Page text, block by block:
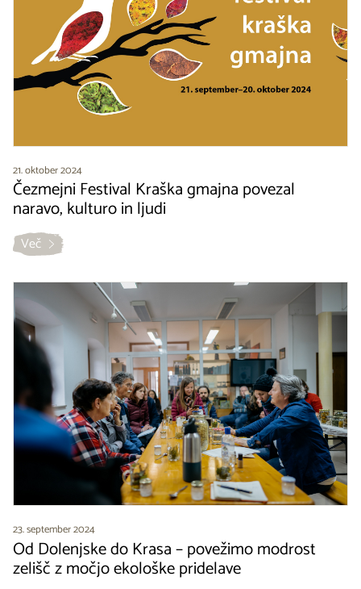
21. oktober 2024
Čezmejni Festival Kraška gmajna povezal
naravo, kulturo in ljudi
Več
23. september 2024
Od Dolenjske do Krasa – povežimo modrost
zelišč z močjo ekološke pridelave